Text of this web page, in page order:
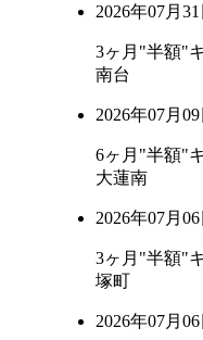
2026年07月31
3ヶ月"半額"
南台
2026年07月09
6ヶ月"半額"
大蓮南
2026年07月06
3ヶ月"半額"
塚町
2026年07月06